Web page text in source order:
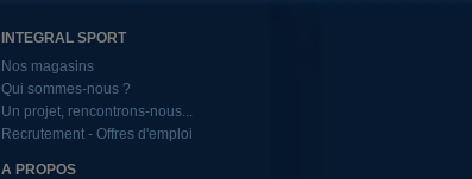
INTEGRAL SPORT
Nos magasins
Qui sommes-nous ?
Un projet, rencontrons-nous...
Recrutement - Offres d'emploi
A PROPOS